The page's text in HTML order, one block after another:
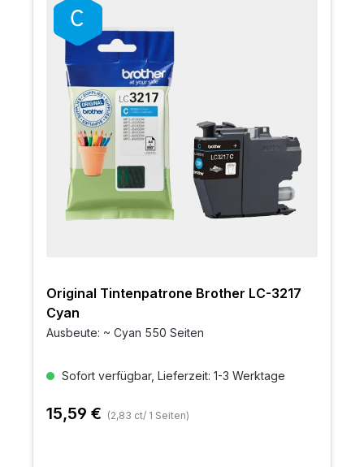
Original Tintenpatrone Brother LC-3217
Cyan
Ausbeute: ~ Cyan 550 Seiten
Sofort verfügbar, Lieferzeit: 1-3 Werktage
15,59 € (2,83 ct/ 1 Seiten)